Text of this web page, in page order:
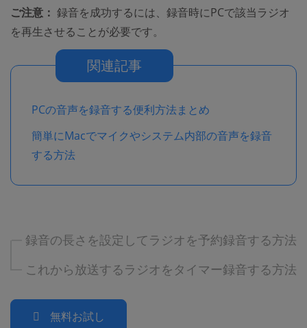
ご注意： 録音を成功するには、録音時にPCで該当ラジオ
を再生させることが必要です。
関連記事
PCの音声を録音する便利方法まとめ
簡単にMacでマイクやシステム内部の音声を録音
する方法
録音の長さを設定してラジオを予約録音する方法
これから放送するラジオをタイマー録音する方法
無料お試し